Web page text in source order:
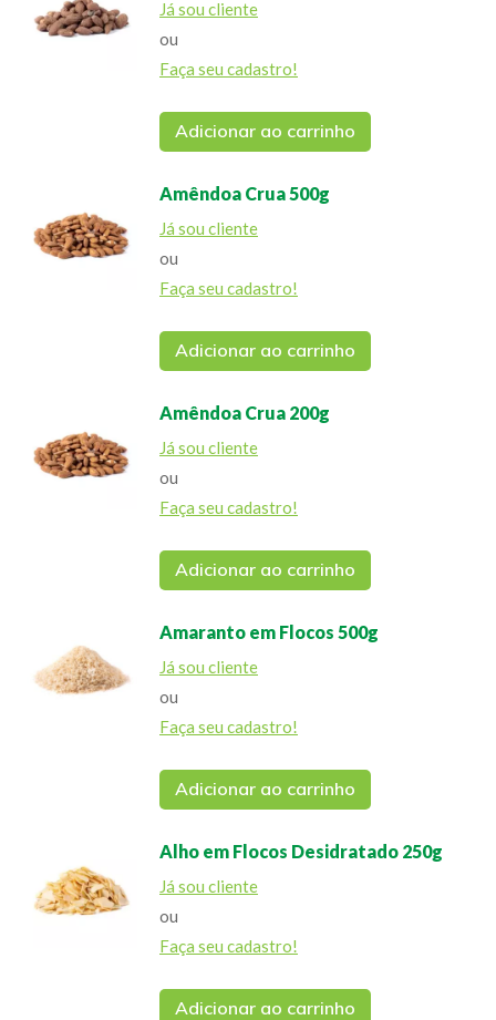
Já sou cliente
ou
Faça seu cadastro!
Adicionar ao carrinho
Amêndoa Crua 500g
Já sou cliente
ou
Faça seu cadastro!
Adicionar ao carrinho
Amêndoa Crua 200g
Já sou cliente
ou
Faça seu cadastro!
Adicionar ao carrinho
Amaranto em Flocos 500g
Já sou cliente
ou
Faça seu cadastro!
Adicionar ao carrinho
Alho em Flocos Desidratado 250g
Já sou cliente
ou
Faça seu cadastro!
Adicionar ao carrinho